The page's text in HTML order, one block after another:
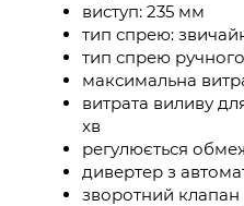
виступ: 235 мм
тип спрею:
тип спрею
максимальна
витрата виливу
хв
регулюється
дивертер з
зворотний клапан